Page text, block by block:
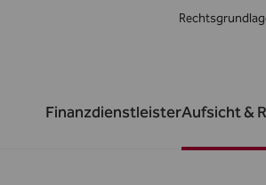
FinanzdienstleisterAufsicht &